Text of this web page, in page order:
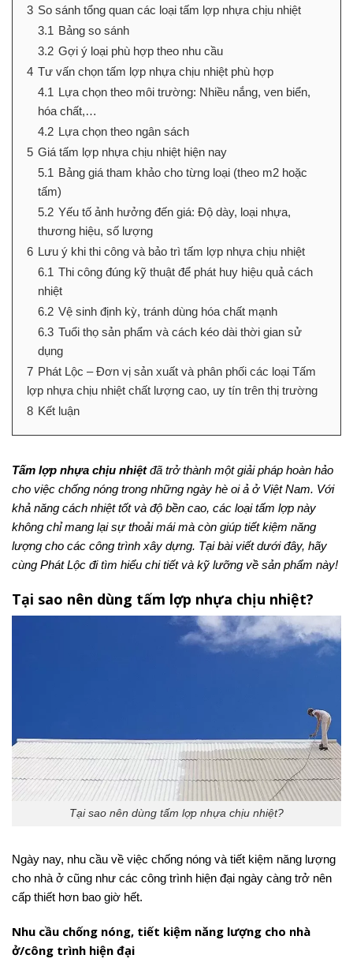
3 So sánh tổng quan các loại tấm lợp nhựa chịu nhiệt
3.1 Bảng so sánh
3.2 Gợi ý loại phù hợp theo nhu cầu
4 Tư vấn chọn tấm lợp nhựa chịu nhiệt phù hợp
4.1 Lựa chọn theo môi trường: Nhiều nắng, ven biển,
hóa chất,…
4.2 Lựa chọn theo ngân sách
5 Giá tấm lợp nhựa chịu nhiệt hiện nay
5.1 Bảng giá tham khảo cho từng loại (theo m2 hoặc
tấm)
5.2 Yếu tố ảnh hưởng đến giá: Độ dày, loại nhựa,
thương hiệu, số lượng
6 Lưu ý khi thi công và bảo trì tấm lợp nhựa chịu nhiệt
6.1 Thi công đúng kỹ thuật để phát huy hiệu quả cách
nhiệt
6.2 Vệ sinh định kỳ, tránh dùng hóa chất mạnh
6.3 Tuổi thọ sản phẩm và cách kéo dài thời gian sử
dụng
7 Phát Lộc – Đơn vị sản xuất và phân phối các loại Tấm
lợp nhựa chịu nhiệt chất lượng cao, uy tín trên thị trường
8 Kết luận
Tấm lợp nhựa chịu nhiệtđã trở thành một giải pháp hoàn hảo
cho việc chống nóng trong những ngày hè oi ả ở Việt Nam. Với
khả năng cách nhiệt tốt và độ bền cao, các loại tấm lợp này
không chỉ mang lại sự thoải mái mà còn giúp tiết kiệm năng
lượng cho các công trình xây dựng. Tại bài viết dưới đây, hãy
cùng Phát Lộc đi tìm hiểu chi tiết và kỹ lưỡng về sản phẩm này!
Tại sao nên dùng tấm lợp nhựa chịu nhiệt?
Tại sao nên dùng tấm lợp nhựa chịu nhiệt?
Ngày nay, nhu cầu về việc chống nóng và tiết kiệm năng lượng
cho nhà ở cũng như các công trình hiện đại ngày càng trở nên
cấp thiết hơn bao giờ hết.
Nhu cầu chống nóng, tiết kiệm năng lượng cho nhà
ở/công trình hiện đại